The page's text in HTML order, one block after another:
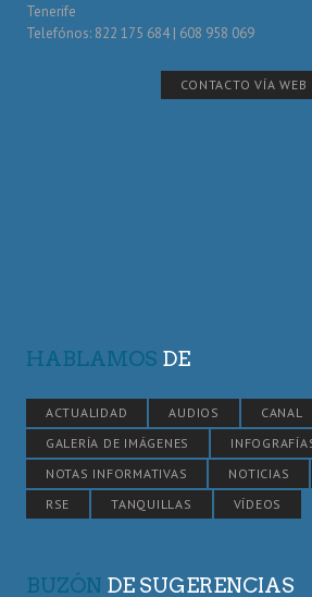
Tenerife
Telefónos: 822 175 684 | 608 958 069
CONTACTO VÍA WEB
HABLAMOS DE
ACTUALIDAD AUDIOS
CANAL
GALERÍA DE IMÁGENES
NOTAS INFORMATIVAS
NOTICIAS
RSE
TANQUILLAS VÍDEOS
BUZÓN DE SUGERENCIAS